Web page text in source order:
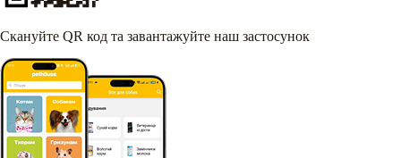
Скануйте QR код та завантажуйте наш застосунок